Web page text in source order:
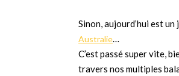
Sinon, aujourd’hui est
Australie…
C’est passé super vite,
travers nos multiples